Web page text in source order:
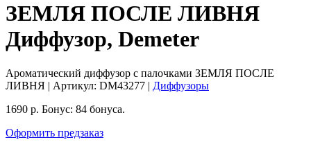
ЗЕМЛЯ ПОСЛЕ ЛИВНЯ
Диффузор, Demeter
Ароматический диффузор с палочками ЗЕМЛЯ ПОСЛЕ
ЛИВНЯ | Артикул: DM43277 | Диффузоры
1690 р. Бонус: 84 бонуса.
Оформить предзаказ